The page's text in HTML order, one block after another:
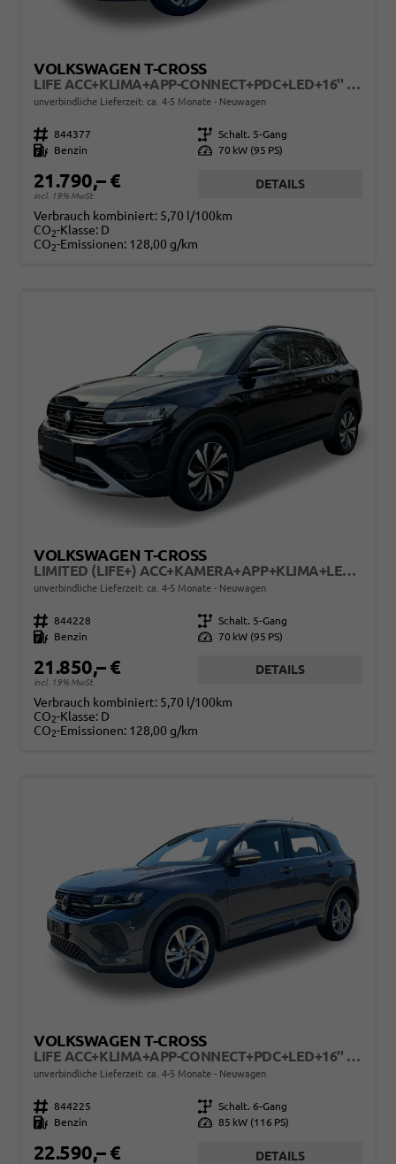
VOLKSWAGEN T-CROSS
LIFE ACC+KLIMA+APP-CONNECT+PDC+LED+16'' ALU
unverbindliche Lieferzeit: ca. 4-5 Monate Neuwagen
Fahrzeugnr. 844377 Getriebe Schalt. 5-Gang
Kraftstoff
Benzin Leistung 70 kW (95 PS)
21.790,– €
incl. 19% MwSt.
DETAILS
Verbrauch kombiniert: 5,70 l/100km
CO2-Klasse: D
CO2-Emissionen: 128,00 g/km
VOLKSWAGEN T-CROSS
LIMITED (LIFE+) ACC+KAMERA+APP+KLIMA+LED+17'' ALU
unverbindliche Lieferzeit: ca. 4-5 Monate Neuwagen
Fahrzeugnr. 844228 Getriebe Schalt. 5-Gang
Kraftstoff
Benzin Leistung 70 kW (95 PS)
21.850,– €
incl. 19% MwSt.
DETAILS
Verbrauch kombiniert: 5,70 l/100km
CO2-Klasse: D
CO2-Emissionen: 128,00 g/km
VOLKSWAGEN T-CROSS
LIFE ACC+KLIMA+APP-CONNECT+PDC+LED+16'' ALU
unverbindliche Lieferzeit: ca. 4-5 Monate Neuwagen
Fahrzeugnr. 844225 Getriebe Schalt. 6-Gang
Kraftstoff
Benzin Leistung 85 kW (116 PS)
22.590,– € DETAILS